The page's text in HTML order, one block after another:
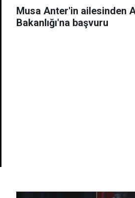
Musa Anter'in ailesinden
Bakanlığı'na başvuru